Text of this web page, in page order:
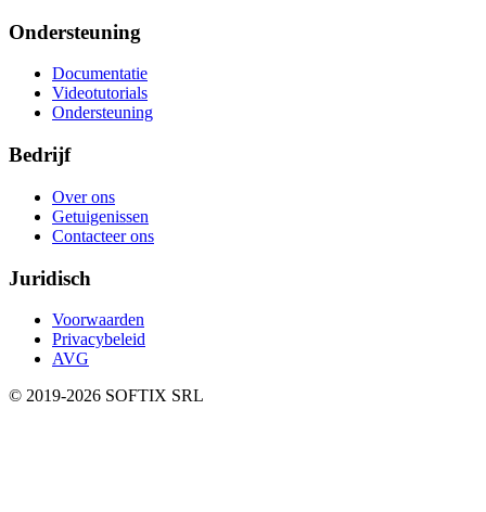
Ondersteuning
Documentatie
Videotutorials
Ondersteuning
Bedrijf
Over ons
Getuigenissen
Contacteer ons
Juridisch
Voorwaarden
Privacybeleid
AVG
© 2019-2026 SOFTIX SRL